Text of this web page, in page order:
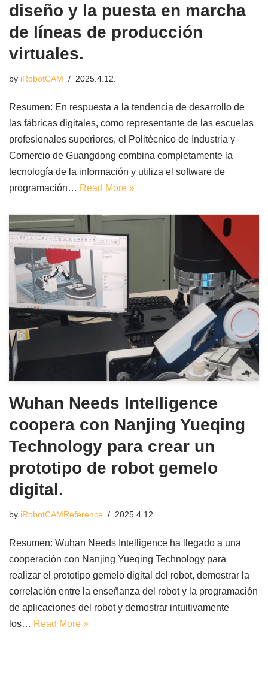
diseño y la puesta en marcha
de líneas de producción
virtuales.
by iRobotCAM 2025.4.12.
Resumen: En respuesta a la tendencia de desarrollo de
las fábricas digitales, como representante de las escuelas
profesionales superiores, el Politécnico de Industria y
Comercio de Guangdong combina completamente la
tecnología de la información y utiliza el software de
programación… Read More »
Wuhan Needs Intelligence
coopera con Nanjing Yueqing
Technology para crear un
prototipo de robot gemelo
digital.
by iRobotCAMReference 2025.4.12.
Resumen: Wuhan Needs Intelligence ha llegado a una
cooperación con Nanjing Yueqing Technology para
realizar el prototipo gemelo digital del robot, demostrar la
correlación entre la enseñanza del robot y la programación
de aplicaciones del robot y demostrar intuitivamente
los… Read More »